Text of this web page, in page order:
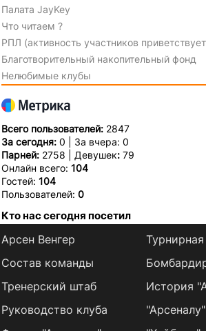
Палата JayKey
Что читаем ?
РПЛ (активность участников
Благотворительный накопительный фонд
Нелюбимые клубы
Всего пользователей: 2847
За сегодня: 0 | За вчера: 0
Парней: 2758 | Девушек: 79
Онлайн всего: 104
Гостей: 104
Пользователей: 0
Кто нас сегодня посетил
Арсен Венгер
Состав команды
Тренерский штаб
Руководство клуба
История